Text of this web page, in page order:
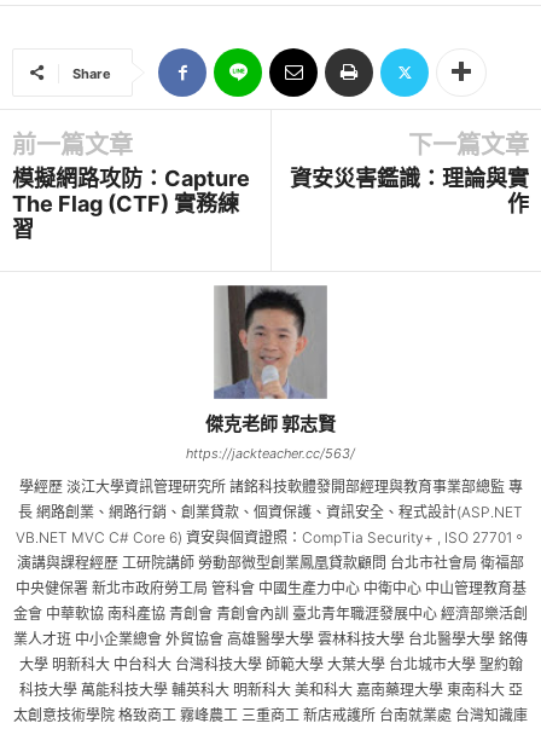
Share
前一篇文章
模擬網路攻防：Capture
The Flag (CTF) 實務練
習
下一篇文章
資安災害鑑識：理論與實
作
傑克老師 郭志賢
https://jackteacher.cc/563/
學經歷 淡江大學資訊管理研究所 諸銘科技軟體發開部經理與教育事業部總監 專
長 網路創業、網路行銷、創業貸款、個資保護、資訊安全、程式設計(ASP.NET
VB.NET MVC C# Core 6) 資安與個資證照：CompTia Security+ , ISO 27701。
演講與課程經歷 工研院講師 勞動部微型創業鳳凰貸款顧問 台北市社會局 衛福部
中央健保署 新北市政府勞工局 管科會 中國生產力中心 中衛中心 中山管理教育基
金會 中華軟協 南科產協 青創會 青創會內訓 臺北青年職涯發展中心 經濟部樂活創
業人才班 中小企業總會 外貿協會 高雄醫學大學 雲林科技大學 台北醫學大學 銘傳
大學 明新科大 中台科大 台灣科技大學 師範大學 大葉大學 台北城市大學 聖約翰
科技大學 萬能科技大學 輔英科大 明新科大 美和科大 嘉南藥理大學 東南科大 亞
太創意技術學院 格致商工 霧峰農工 三重商工 新店戒護所 台南就業處 台灣知識庫